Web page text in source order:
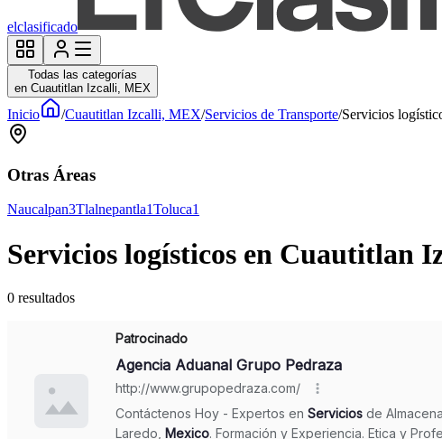
elclasificado
Todas las categorías
en Cuautitlan Izcalli, MEX
Inicio /Cuautitlan Izcalli, MEX/Servicios de Transporte/Servicios
Otras Áreas
Naucalpan3Tlalnepantla1Toluca1
Servicios logísticos en Cuautitlan
0 resultados